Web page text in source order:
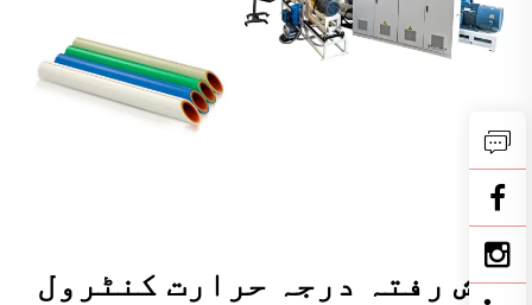
پیش رفتہ درجہ حرارت کنٹرول